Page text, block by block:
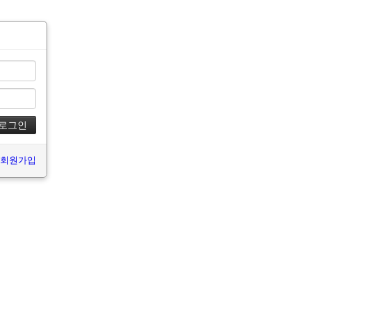
회원가입